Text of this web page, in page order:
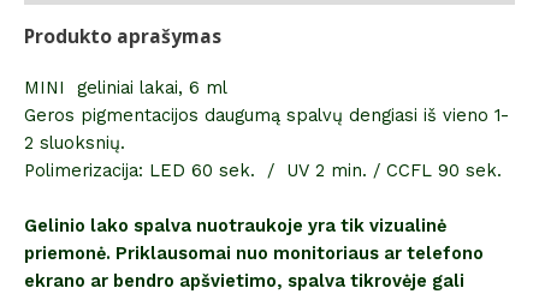
Produkto aprašymas
MINI geliniai lakai, 6 ml
Geros pigmentacijos daugumą spalvų dengiasi iš vieno 1-
2 sluoksnių.
Polimerizacija: LED 60 sek. / UV 2 min. / CCFL 90 sek.
Gelinio lako spalva nuotraukoje yra tik vizualinė
priemonė. Priklausomai nuo monitoriaus ar telefono
ekrano ar bendro apšvietimo, spalva tikrovėje gali